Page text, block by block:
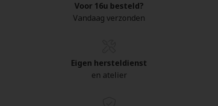
Voor 16u besteld?
Vandaag verzonden
Eigen hersteldienst
en atelier